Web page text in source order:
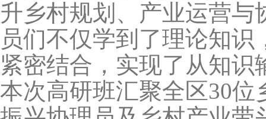
升乡村规划、产业运营
员们不仅学到了理论知
紧密结合，实现了从知
本次高研班汇聚全区30